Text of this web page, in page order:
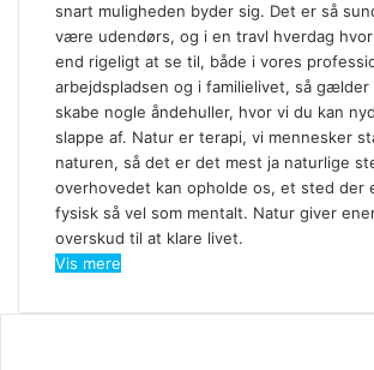
snart muligheden byder sig. Det er så
være udendørs, og i en travl hverdag
end rigeligt at se til, både i vores
arbejdspladsen og i familielivet, så gælder
skabe nogle åndehuller, hvor vi du kan
slappe af. Natur er terapi, vi mennesker
naturen, så det er det mest ja naturlige
overhovedet kan opholde os, et sted der
fysisk så vel som mentalt. Natur giver
overskud til at klare livet.
Vis mere